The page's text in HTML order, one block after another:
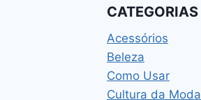
CATEGORIAS
Acessórios
Beleza
Como Usar
Cultura da Moda